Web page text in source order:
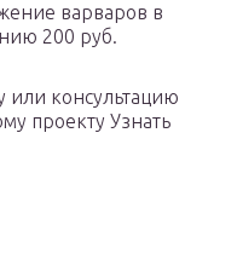
варваров в
200 руб.
или консультацию
проекту Узнать